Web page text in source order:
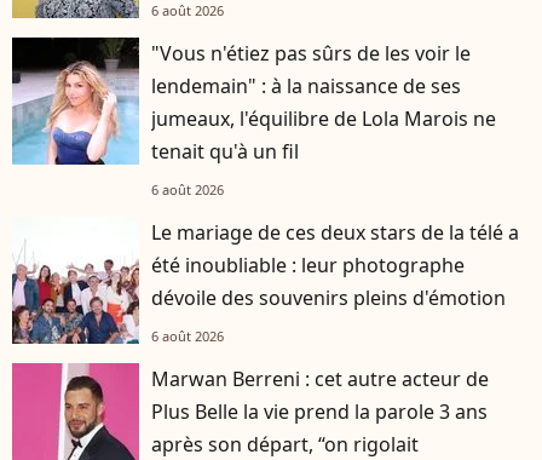
6 août 2026
"Vous n'étiez pas sûrs de les voir le
lendemain" : à la naissance de ses
jumeaux, l'équilibre de Lola Marois ne
tenait qu'à un fil
6 août 2026
Le mariage de ces deux stars de la télé a
été inoubliable : leur photographe
dévoile des souvenirs pleins d'émotion
6 août 2026
Marwan Berreni : cet autre acteur de
Plus Belle la vie prend la parole 3 ans
après son départ, “on rigolait